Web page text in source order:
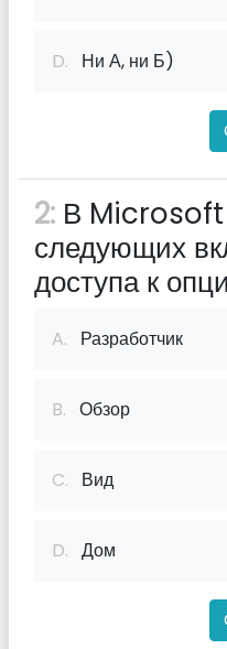
D. Ни А, ни Б)
2: В Microsoft
следующих
доступа к
A. Разработчик
B. Обзор
C. Вид
D. Дом